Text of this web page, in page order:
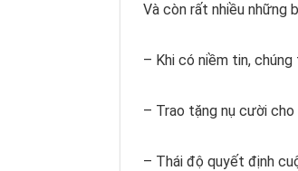
Và còn rất nhiều những
– Khi có niềm tin,
– Trao tặng nụ cười
– Thái độ quyết định